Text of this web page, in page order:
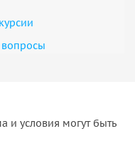
вопросы
и условия могут быть